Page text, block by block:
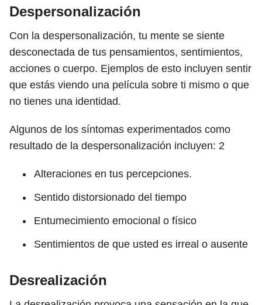
Despersonalización
Con la despersonalización, tu mente se siente
desconectada de tus pensamientos, sentimientos,
acciones o cuerpo. Ejemplos de esto incluyen sentir
que estás viendo una película sobre ti mismo o que
no tienes una identidad.
Algunos de los síntomas experimentados como
resultado de la despersonalización incluyen: 2
Alteraciones en tus percepciones.
Sentido distorsionado del tiempo
Entumecimiento emocional o físico
Sentimientos de que usted es irreal o ausente
Desrealización